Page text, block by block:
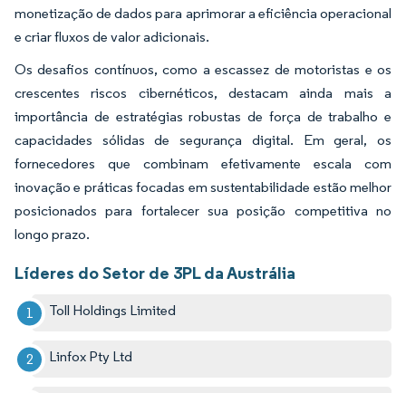
monetização de dados para aprimorar a eficiência operacional
e criar fluxos de valor adicionais.
Os desafios contínuos, como a escassez de motoristas e os
crescentes riscos cibernéticos, destacam ainda mais a
importância de estratégias robustas de força de trabalho e
capacidades sólidas de segurança digital. Em geral, os
fornecedores que combinam efetivamente escala com
inovação e práticas focadas em sustentabilidade estão melhor
posicionados para fortalecer sua posição competitiva no
longo prazo.
Líderes do Setor de 3PL da Austrália
Toll Holdings Limited
Linfox Pty Ltd